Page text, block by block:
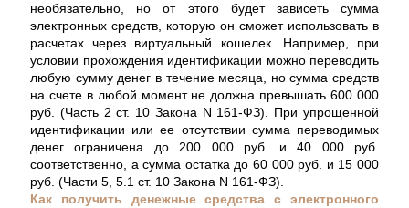
необязательно, но от этого будет зависеть сумма
электронных средств, которую он сможет использовать в
расчетах через виртуальный кошелек. Например, при
условии прохождения идентификации можно переводить
любую сумму денег в течение месяца, но сумма средств
на счете в любой момент не должна превышать 600 000
руб. (Часть 2 ст. 10 Закона N 161-ФЗ). При упрощенной
идентификации или ее отсутствии сумма переводимых
денег ограничена до 200 000 руб. и 40 000 руб.
соответственно, а сумма остатка до 60 000 руб. и 15 000
руб. (Части 5, 5.1 ст. 10 Закона N 161-ФЗ).
Как получить денежные средства с электронного